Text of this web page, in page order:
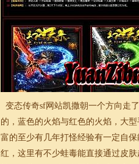
变态传奇sf网站凯撒朝一个方向走
的，蓝色的火焰与红色的火焰，大
富的至少有几年打怪经验有一定自
红，这里有不少蛙毒能直接通过皮